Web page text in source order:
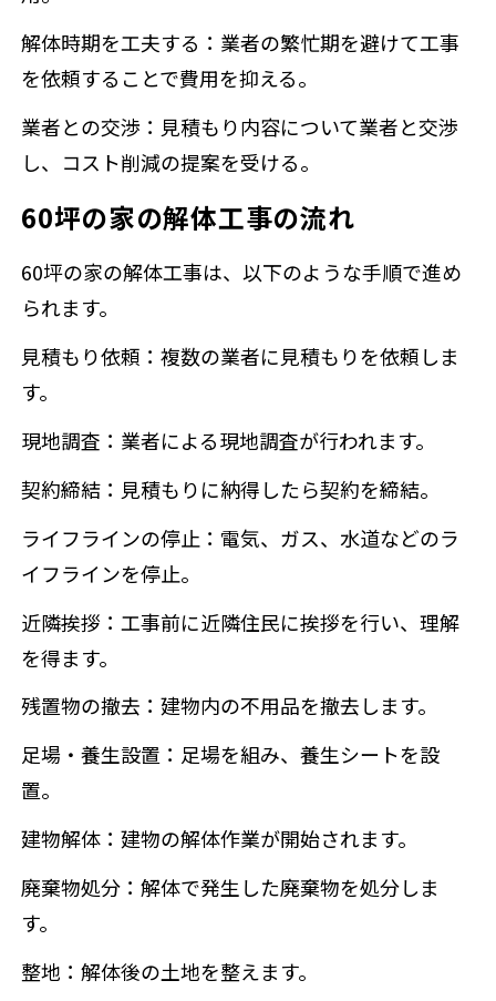
解体時期を工夫する：業者の繁忙期を避けて工事
を依頼することで費用を抑える。
業者との交渉：見積もり内容について業者と交渉
し、コスト削減の提案を受ける。
60坪の家の解体工事の流れ
60坪の家の解体工事は、以下のような手順で進め
られます。
見積もり依頼：複数の業者に見積もりを依頼しま
す。
現地調査：業者による現地調査が行われます。
契約締結：見積もりに納得したら契約を締結。
ライフラインの停止：電気、ガス、水道などのラ
イフラインを停止。
近隣挨拶：工事前に近隣住民に挨拶を行い、理解
を得ます。
残置物の撤去：建物内の不用品を撤去します。
足場・養生設置：足場を組み、養生シートを設
置。
建物解体：建物の解体作業が開始されます。
廃棄物処分：解体で発生した廃棄物を処分しま
す。
整地：解体後の土地を整えます。